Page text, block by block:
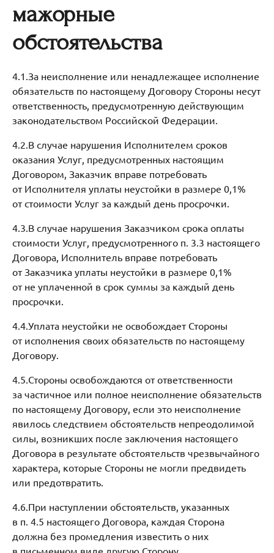
мажорные
обстоятельства
4.1.За неисполнение или ненадлежащее исполнение
обязательств по настоящему Договору Стороны несут
ответственность, предусмотренную действующим
законодательством Российской Федерации.
4.2.В случае нарушения Исполнителем сроков
оказания Услуг, предусмотренных настоящим
Договором, Заказчик вправе потребовать
от Исполнителя уплаты неустойки в размере 0,1%
от стоимости Услуг за каждый день просрочки.
4.3.В случае нарушения Заказчиком срока оплаты
стоимости Услуг, предусмотренного п. 3.3 настоящего
Договора, Исполнитель вправе потребовать
от Заказчика уплаты неустойки в размере 0,1%
от не уплаченной в срок суммы за каждый день
просрочки.
4.4.Уплата неустойки не освобождает Стороны
от исполнения своих обязательств по настоящему
Договору.
4.5.Стороны освобождаются от ответственности
за частичное или полное неисполнение обязательств
по настоящему Договору, если это неисполнение
явилось следствием обстоятельств непреодолимой
силы, возникших после заключения настоящего
Договора в результате обстоятельств чрезвычайного
характера, которые Стороны не могли предвидеть
или предотвратить.
4.6.При наступлении обстоятельств, указанных
в п. 4.5 настоящего Договора, каждая Сторона
должна без промедления известить о них
в письменном виде другую Сторону.